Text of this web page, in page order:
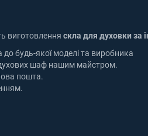
виготовлення скла для духовки за
будь-якої моделі та виробника
шаф нашим майстром.
пошта.